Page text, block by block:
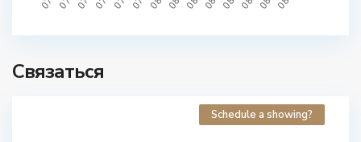
Связаться
Schedule a showing?